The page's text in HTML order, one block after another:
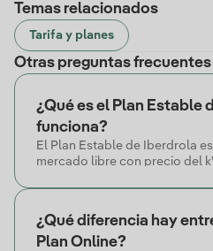
Temas relacionados
Tarifa y planes
Otras preguntas frecuentes
¿Qué es el Plan Estable
funciona?
El Plan Estable de Iberdrola
mercado libre con precio del
¿Qué diferencia hay
Plan Online?